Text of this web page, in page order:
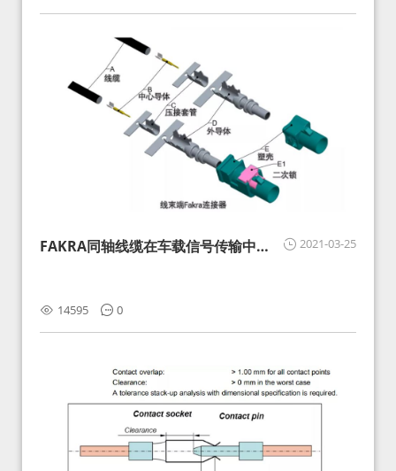
2021-03-25
FAKRA同轴线缆在车载信号传输中的
14595 0